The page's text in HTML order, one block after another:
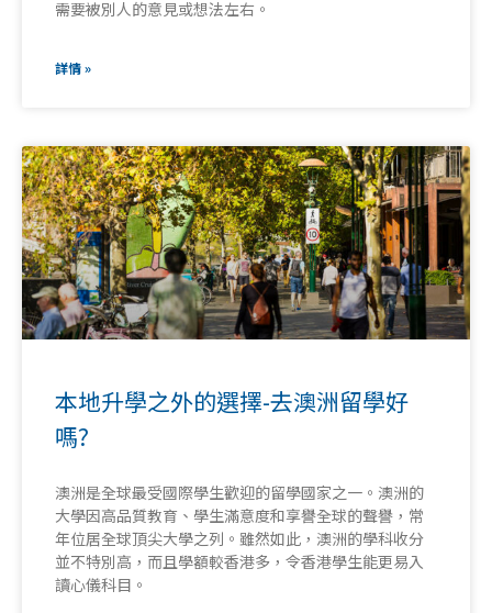
需要被別人的意見或想法左右。
詳情 »
本地升學之外的選擇-去澳洲留學好
嗎?
澳洲是全球最受國際學生歡迎的留學國家之一。澳洲的
大學因高品質教育、學生滿意度和享譽全球的聲譽，常
年位居全球頂尖大學之列。雖然如此，澳洲的學科收分
並不特別高，而且學額較香港多，令香港學生能更易入
讀心儀科目。